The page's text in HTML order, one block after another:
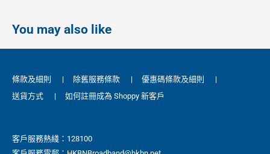
You may also like
條款及細則 | 除舊服務條款 | 優惠碼條款及細則
|
送貨方式
| 如何註冊成為 Shoppy 新客戶
客戶服務熱綫：128100